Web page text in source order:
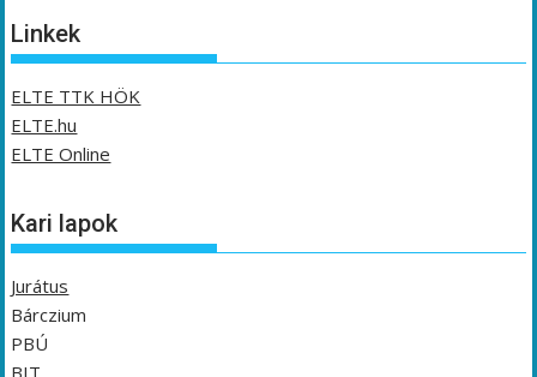
Linkek
ELTE TTK HÖK
ELTE.hu
ELTE Online
Kari lapok
Jurátus
Bárczium
PBÚ